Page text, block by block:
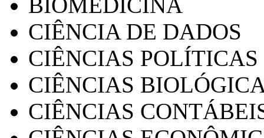
CIÊNCIA DE DADOS
CIÊNCIAS POLÍTICAS
CIÊNCIAS
CIÊNCIAS